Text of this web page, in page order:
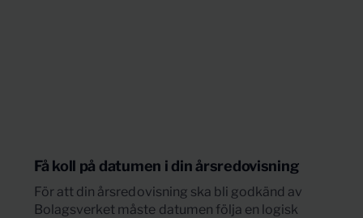
Få koll på datumen i din årsredovisning
För att din årsredovisning ska bli godkänd av
Bolagsverket måste datumen följa en logisk